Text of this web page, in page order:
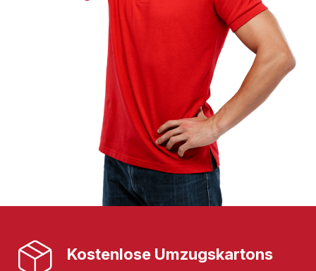
Kostenlose Umzugskartons